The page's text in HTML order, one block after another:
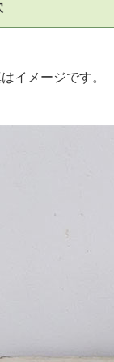
イメージです。